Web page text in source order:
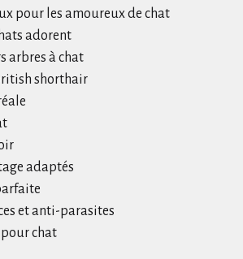
pour les amoureux de chat
adorent
arbres à chat
shorthair
adaptés
et anti-parasites
chat